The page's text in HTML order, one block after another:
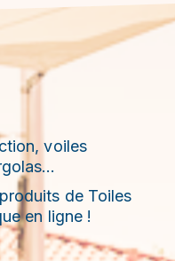
voiles
de Toiles
en ligne !